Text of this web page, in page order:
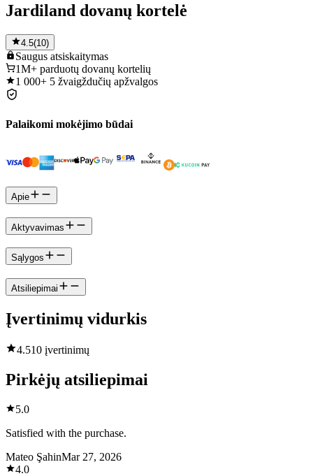
Jardiland dovanų kortelė
4.5(10)
Saugus atsiskaitymas
1M+ parduotų dovanų kortelių
1 000+ 5 žvaigždučių apžvalgos
Palaikomi mokėjimo būdai
Apie
Aktyvavimas
Sąlygos
Atsiliepimai
Įvertinimų vidurkis
4.510 įvertinimų
Pirkėjų atsiliepimai
5.0
Satisfied with the purchase.
Mateo ŞahinMar 27, 2026
4.0